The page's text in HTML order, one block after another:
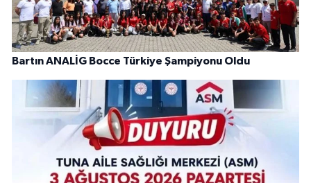
Bartın ANALİG Bocce Türkiye Şampiyonu Oldu